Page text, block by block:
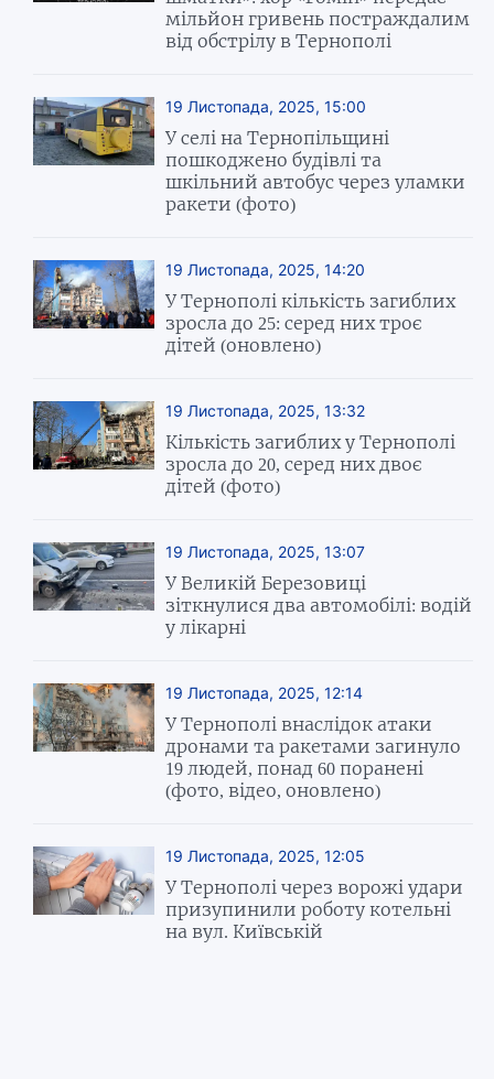
мільйон гривень постраждалим
від обстрілу в Тернополі
19 Листопада, 2025, 15:00
У селі на Тернопільщині
пошкоджено будівлі та
шкільний автобус через уламки
ракети (фото)
19 Листопада, 2025, 14:20
У Тернополі кількість загиблих
зросла до 25: серед них троє
дітей (оновлено)
19 Листопада, 2025, 13:32
Кількість загиблих у Тернополі
зросла до 20, серед них двоє
дітей (фото)
19 Листопада, 2025, 13:07
У Великій Березовиці
зіткнулися два автомобілі: водій
у лікарні
19 Листопада, 2025, 12:14
У Тернополі внаслідок атаки
дронами та ракетами загинуло
19 людей, понад 60 поранені
(фото, відео, оновлено)
19 Листопада, 2025, 12:05
У Тернополі через ворожі удари
призупинили роботу котельні
на вул. Київській